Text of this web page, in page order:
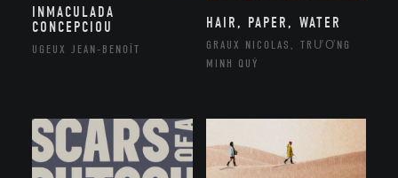
INMACULADA
CONCEPCIOU
UGEUX JEAN-BENOÎT
HAIR, PAPER, WATER
GRAUX NICOLAS, TRƯƠNG
MINH QUÝ